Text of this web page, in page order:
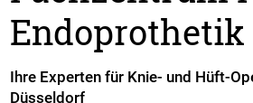
Endoprothetik
Ihre Experten für Knie- und Hüft-
Düsseldorf